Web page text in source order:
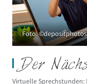
Foto:
Der
Virtuelle Sprechstunden: